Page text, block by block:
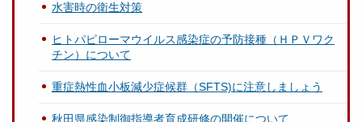
水害時の衛生対策
ヒトパピローマウイルス感染症の予防接種（ＨＰＶワク
チン）について
重症熱性血小板減少症候群（SFTS)に注意しましょう
秋田県感染制御指導者育成研修の開催について